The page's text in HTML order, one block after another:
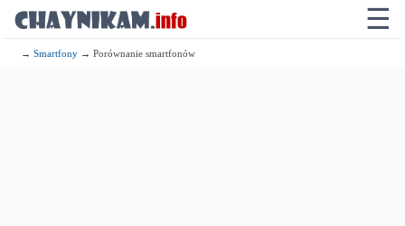
☰
→Smartfony → Porównanie smartfonów